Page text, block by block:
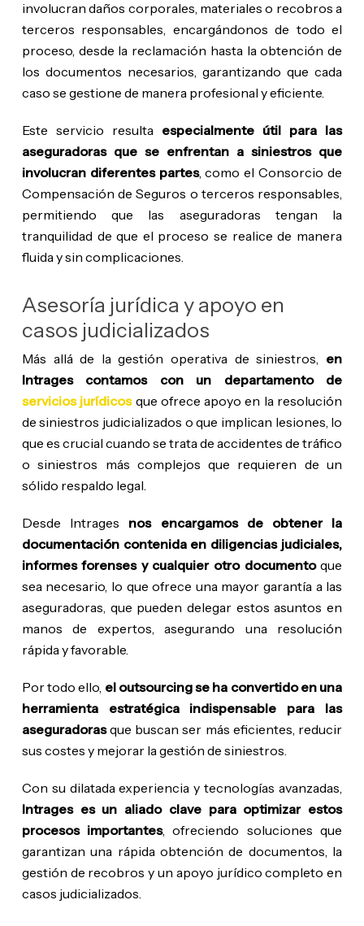
involucran daños corporales, materiales o recobros a
terceros responsables, encargándonos de todo el
proceso, desde la reclamación hasta la obtención de
los documentos necesarios, garantizando que cada
caso se gestione de manera profesional y eficiente.
Este servicio resulta especialmente útil para las
aseguradoras que se enfrentan a siniestros que
involucran diferentes partes, como el Consorcio de
Compensación de Seguros o terceros responsables,
permitiendo que las aseguradoras tengan la
tranquilidad de que el proceso se realice de manera
fluida y sin complicaciones.
Asesoría jurídica y apoyo en
casos judicializados
Más allá de la gestión operativa de siniestros, en
Intrages contamos con un departamento de
servicios jurídicosque ofrece apoyo en la resolución
de siniestros judicializados o que implican lesiones, lo
que es crucial cuando se trata de accidentes de tráfico
o siniestros más complejos que requieren de un
sólido respaldo legal.
Desde Intrages nos encargamos de obtener la
documentación contenida en diligencias judiciales,
informes forenses y cualquier otro documentoque
sea necesario, lo que ofrece una mayor garantía a las
aseguradoras, que pueden delegar estos asuntos en
manos de expertos, asegurando una resolución
rápida y favorable.
Por todo ello, el outsourcing se ha convertido en una
herramienta estratégica indispensable para las
aseguradorasque buscan ser más eficientes, reducir
sus costes y mejorar la gestión de siniestros.
Con su dilatada experiencia y tecnologías avanzadas,
Intrages es un aliado clave para optimizar estos
procesos importantes, ofreciendo soluciones que
garantizan una rápida obtención de documentos, la
gestión de recobros y un apoyo jurídico completo en
casos judicializados.